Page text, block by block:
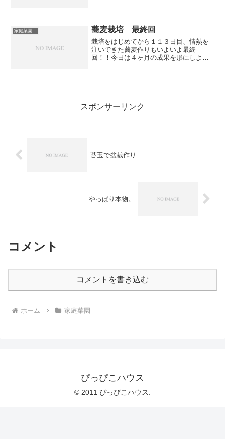
芽がでてる。これだけの事...
家庭菜園 蕎麦栽培 最終回
栽培をはじめてから１１３日目、情熱を
注いできた蕎麦作りもいよいよ最終
回！！今日は４ヶ月の成果を形にしよう
スポンサーリンク
苔玉で盆栽作り
やっぱり本物。
コメント
コメントを書き込む
ホーム 家庭菜園
ぴっぴこハウス
© 2011 ぴっぴこハウス.